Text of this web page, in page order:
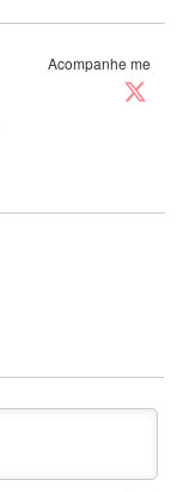
Acompanhe me